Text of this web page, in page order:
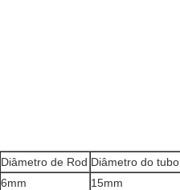
Diâmetro de Rod Diâmetro do tubo
6mm 15mm